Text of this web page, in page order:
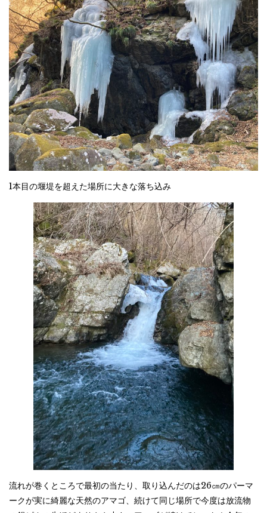
1本目の堰堤を超えた場所に大きな落ち込み
流れが巻くところで最初の当たり、取り込んだのは26㎝のパーマ
ークが実に綺麗な天然のアマゴ、続けて同じ場所で今度は放流物